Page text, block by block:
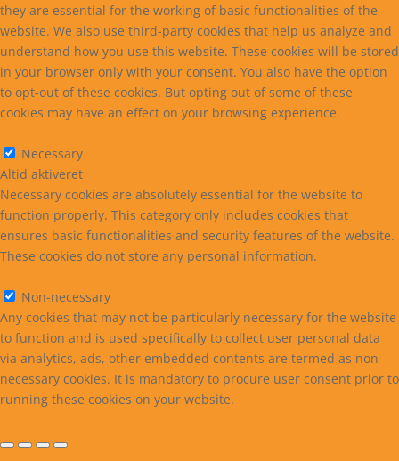
they are essential for the working of basic functionalities of the
website. We also use third-party cookies that help us analyze and
understand how you use this website. These cookies will be stored
in your browser only with your consent. You also have the option
to opt-out of these cookies. But opting out of some of these
cookies may have an effect on your browsing experience.
Necessary
Altid aktiveret
Necessary cookies are absolutely essential for the website to
function properly. This category only includes cookies that
ensures basic functionalities and security features of the website.
These cookies do not store any personal information.
Non-necessary
Any cookies that may not be particularly necessary for the website
to function and is used specifically to collect user personal data
via analytics, ads, other embedded contents are termed as non-
necessary cookies. It is mandatory to procure user consent prior to
running these cookies on your website.